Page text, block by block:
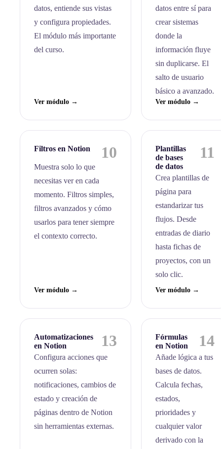
datos, entiende sus vistas
y configura propiedades.
El módulo más importante
del curso.
Ver módulo →
datos entre sí para
crear sistemas
donde la
información fluye
sin duplicarse. El
salto de usuario
básico a avanzado.
Ver módulo →
Filtros en Notion 10
Muestra solo lo que
necesitas ver en cada
momento. Filtros simples,
filtros avanzados y cómo
usarlos para tener siempre
el contexto correcto.
Ver módulo →
Plantillas
de bases
de datos
11
Crea plantillas de
página para
estandarizar tus
flujos. Desde
entradas de diario
hasta fichas de
proyectos, con un
solo clic.
Ver módulo →
Automatizaciones
en Notion
13
Configura acciones que
ocurren solas:
notificaciones, cambios de
estado y creación de
páginas dentro de Notion
sin herramientas externas.
Fórmulas
en Notion
14
Añade lógica a tus
bases de datos.
Calcula fechas,
estados,
prioridades y
cualquier valor
derivado con la